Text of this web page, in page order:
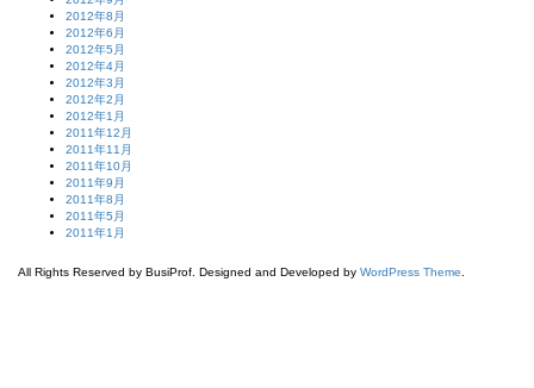
2012年8月
2012年6月
2012年5月
2012年4月
2012年3月
2012年2月
2012年1月
2011年12月
2011年11月
2011年10月
2011年9月
2011年8月
2011年5月
2011年1月
All Rights Reserved by BusiProf. Designed and Developed by WordPress Theme